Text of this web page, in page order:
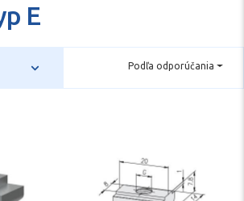
E
Podľa odporúčania